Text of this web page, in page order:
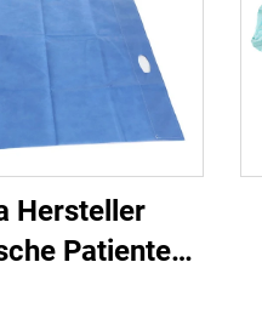
Hersteller
Patienten-